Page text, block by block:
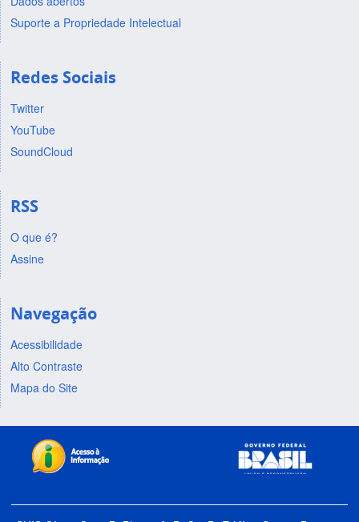
Suporte a Propriedade Intelectual
Redes Sociais
Twitter
YouTube
SoundCloud
RSS
O que é?
Assine
Navegação
Acessibilidade
Alto Contraste
Mapa do Site